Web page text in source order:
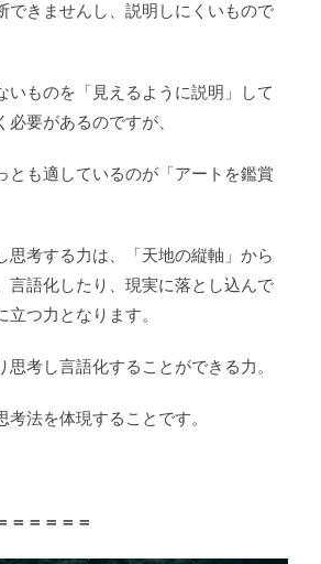
できませんし、説明しにくいもので
いものを「見えるように説明」して
要があるのですが、
とも適しているのが「アートを鑑賞
思考する力は、「天地の縦軸」から
言語化したり、現実に落とし込んで
つ力となります。
思考し言語化することができる力。
考法を体現することです。
＝＝＝＝＝